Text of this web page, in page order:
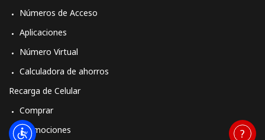
Números de Acceso
Aplicaciones
Número Virtual
Calculadora de ahorros
Recarga de Celular
Comprar
Promociones